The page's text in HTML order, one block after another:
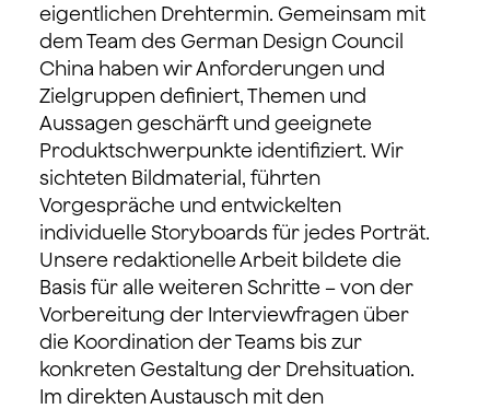
eigentlichen Drehtermin. Gemeinsam mit
dem Team des German Design Council
China haben wir Anforderungen und
Zielgruppen definiert, Themen und
Aussagen geschärft und geeignete
Produktschwerpunkte identifiziert. Wir
sichteten Bildmaterial, führten
Vorgespräche und entwickelten
individuelle Storyboards für jedes Porträt.
Unsere redaktionelle Arbeit bildete die
Basis für alle weiteren Schritte – von der
Vorbereitung der Interviewfragen über
die Koordination der Teams bis zur
konkreten Gestaltung der Drehsituation.
Im direkten Austausch mit den